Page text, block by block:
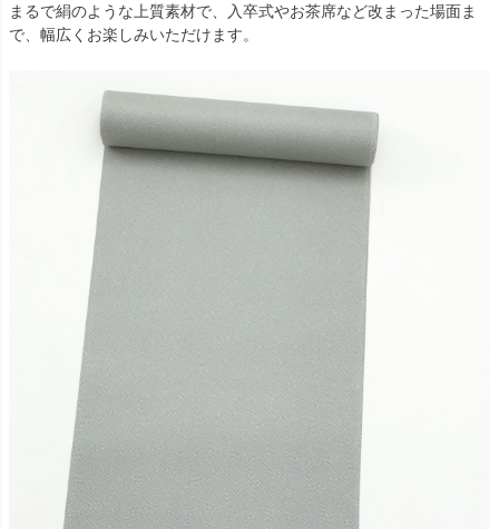
まるで絹のような上質素材で、入卒式やお茶席など改まった場面ま
で、幅広くお楽しみいただけます。